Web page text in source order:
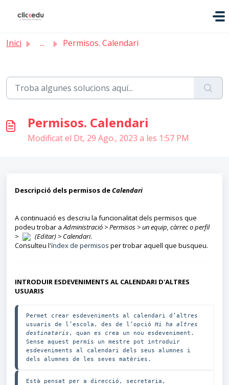
Inici ... Permisos. Calendari
Permisos. Calendari
Modificat el Dt, 29 Ago., 2023 a les 1:57 PM
Descripció dels permisos deCalendari
A continuació es descriu la funcionalitat dels permisos que
podeu trobar aAdministració > Permisos > un equip, càrrec o perfil
>
(Editar) > Calendari.
Consulteu l'índex de permisos per trobar aquell que busqueu.
INTRODUIR ESDEVENIMENTS AL CALENDARI D'ALTRES
USUARIS
Permet crear esdeveniments al calendari d’altres
usuaris de l’escola, des de l’opció Hi ha altres
destinataris , quan es crea un nou esdeveniment.
Sense aquest permís un mestre pot introduir
esdeveniments al calendari dels seus alumnes i
dels alumnes de les seves matèries.
Està pensat per a direcció, secretaria,